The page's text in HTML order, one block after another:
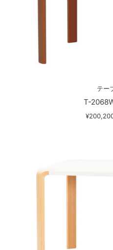
テー
T-